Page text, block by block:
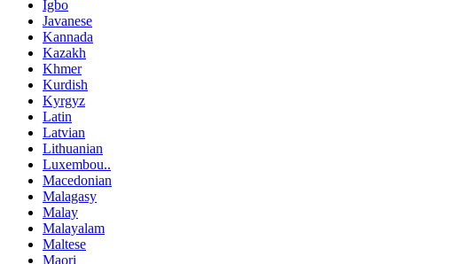
Igbo
Javanese
Kannada
Kazakh
Khmer
Kurdish
Kyrgyz
Latin
Latvian
Lithuanian
Luxembou..
Macedonian
Malagasy
Malay
Malayalam
Maltese
Maori